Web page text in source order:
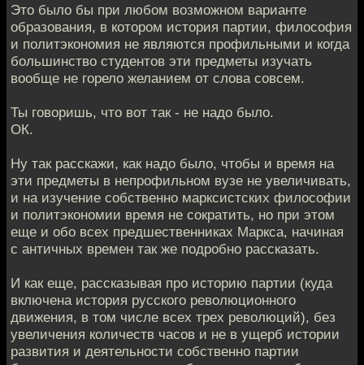
Это было бы при любом возможном варианте
образования, в котором история партии, философия
и политэкономия не являются профильными и когда
большинство студентов эти предметы изучать
вообще не горело желанием от слова совсем.
Ты говоришь, что вот так - не надо было.
ОК.
Ну так расскажи, как надо было, чтобы и время на
эти предметы в непрофильном вузе не увеличивать,
и на изучение собственно марксистских философии
и политэкономии время не сократить, но при этом
еще и обо всех предшественниках Маркса, начиная
с античных времен так же подробно рассказать.
И как еще, рассказывая про историю партии (куда
включена история русского революционного
движения, в том числе всех трех революций), без
увеличения количеств часов и не в ущерб истории
развития и деятельности собственно партии